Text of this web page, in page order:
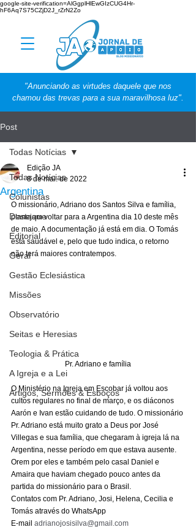
google-site-verification=AlGgplHlEwGIzCUG4Hr-
hF6Aq7S75CZjD2J_rZrN2Zo
"Anunciando as virtudes daquele que nos
chamou das trevas para a sua maravilhosa luz".
Post
Todas Notícias
Colunistas
Destaque
Editorial
Geral
Gestão Eclesiástica
Missões
Observatório
Seitas e Heresias
Teologia & Prática
A Igreja e a Lei
Artigos, Sermões & Esboços
Todas Notícias
Argentina
Edição JA
8 de mai. de 2022
O missionário, Adriano dos Santos Silva e família,
planejam voltar para a Argentina dia 10 deste mês
de maio. A documentação já está em dia. O Tomás
está saudável e, pelo que tudo indica, o retorno
não terá maiores contratempos.
Pr. Adriano e família
O Ministério na Igreja em Escobar já voltou aos
cultos regulares no final de março, e os diáconos
Aarón e Ivan estão cuidando de tudo. O missionário
Pr. Adriano está muito grato a Deus por José
Villegas e sua família, que chegaram à igreja lá na
Argentina, nesse período em que estava ausente.
Orem por eles e também pelo casal Daniel e
Amaira que haviam chegado pouco antes da
partida do missionário para o Brasil.
Contatos com Pr. Adriano, Josi, Helena, Cecilia e
Tomás através do WhatsApp
E-mail adrianojosisilva@gmail.com